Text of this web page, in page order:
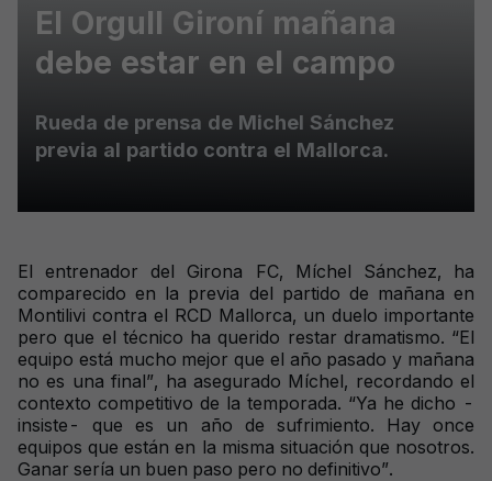
El Orgull Gironí mañana
debe estar en el campo
Rueda de prensa de Michel Sánchez
previa al partido contra el Mallorca.
El entrenador del Girona FC, Míchel Sánchez, ha
comparecido en la previa del partido de mañana en
Montilivi contra el RCD Mallorca, un duelo importante
pero que el técnico ha querido restar dramatismo. “El
equipo está mucho mejor que el año pasado y mañana
no es una final”, ha asegurado Míchel, recordando el
contexto competitivo de la temporada. “Ya he dicho -
insiste- que es un año de sufrimiento. Hay once
equipos que están en la misma situación que nosotros.
Ganar sería un buen paso pero no definitivo”.